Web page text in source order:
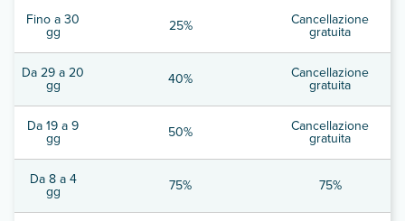
Fino a 30
gg 25% Cancellazione
gratuita
Da 29 a 20
gg 40% Cancellazione
gratuita
Da 19 a 9
gg 50% Cancellazione
gratuita
Da 8 a 4
gg 75% 75%